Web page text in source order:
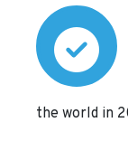
the world in